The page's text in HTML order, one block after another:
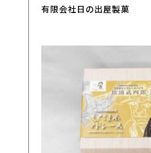
有限会社日の出屋製菓